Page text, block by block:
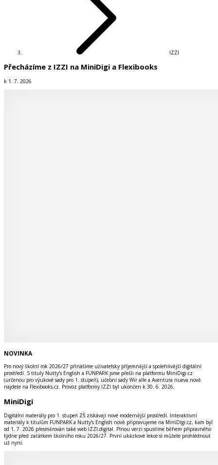
IZZI
Přecházíme z IZZI na MiniDigi a Flexibooks
k 1. 7. 2026
NOVINKA
Pro nový školní rok 2026/27 přinášíme uživatelsky příjemnější a spolehlivější digitální
prostředí. S tituly Nutty's English a FUNPARK jsme přešli na platformu MiniDigi.cz
(určenou pro výukové sady pro 1. stupeň), učební sady Wir alle a Aventura nueva nově
najdete na Flexibooks.cz. Provoz platformy IZZI byl ukončen k 30. 6. 2026.
MiniDigi
Digitální materiály pro 1. stupeň ZŠ získávají nové modernější prostředí. Interaktivní
materiály k titulům FUNPARK a Nutty’s English nově připravujeme na MiniDigi.cz, kam byl
od 1. 7. 2026 přesměrován také web IZZI.digital. Plnou verzi spustíme během přípravného
týdne před začátkem školního roku 2026/27. První ukázkové lekce si můžete prohlédnout
už nyní.